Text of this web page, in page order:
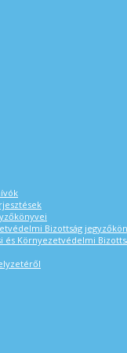
Bizottság
és Környezetvédelmi